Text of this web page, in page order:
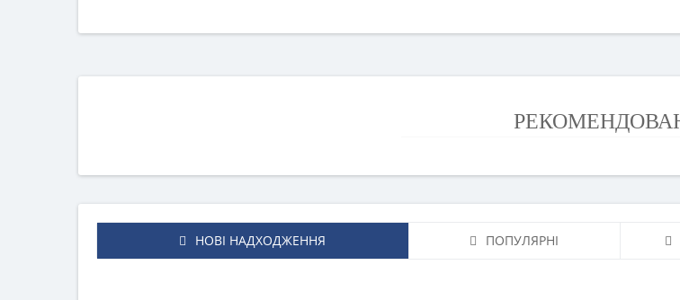
НОВІ НАДХОДЖЕННЯ ПОПУЛЯРНІ